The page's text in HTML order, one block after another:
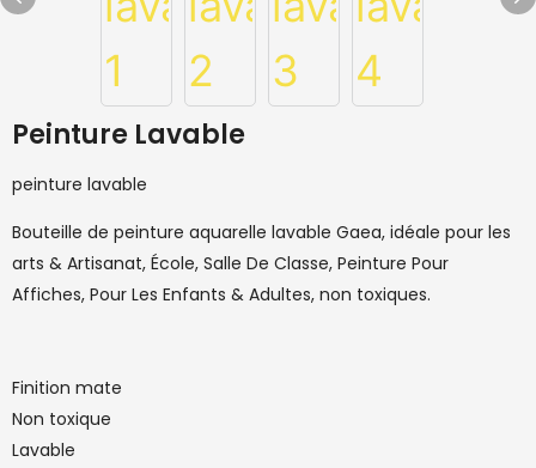
Peinture Lavable
peinture lavable
Bouteille de peinture aquarelle lavable Gaea, idéale pour les
arts & Artisanat, École, Salle De Classe, Peinture Pour
Affiches, Pour Les Enfants & Adultes, non toxiques.
Finition mate
Non toxique
Lavable